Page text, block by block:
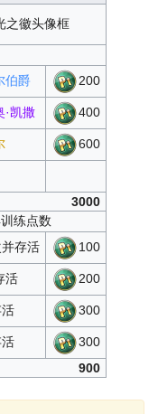
技箱T5
技箱T5
之徽头像框
伯爵 200
·凯撒 400
600
3000
练点数
存活 100
活 200
300
300
900